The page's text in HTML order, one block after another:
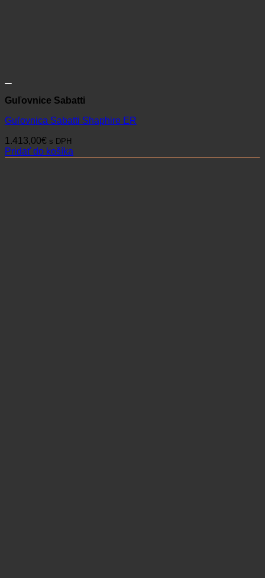
Guľovnice Sabatti
Guľovnica Sabatti Shaphire ER
1.413,00€ s DPH
Pridať do košíka